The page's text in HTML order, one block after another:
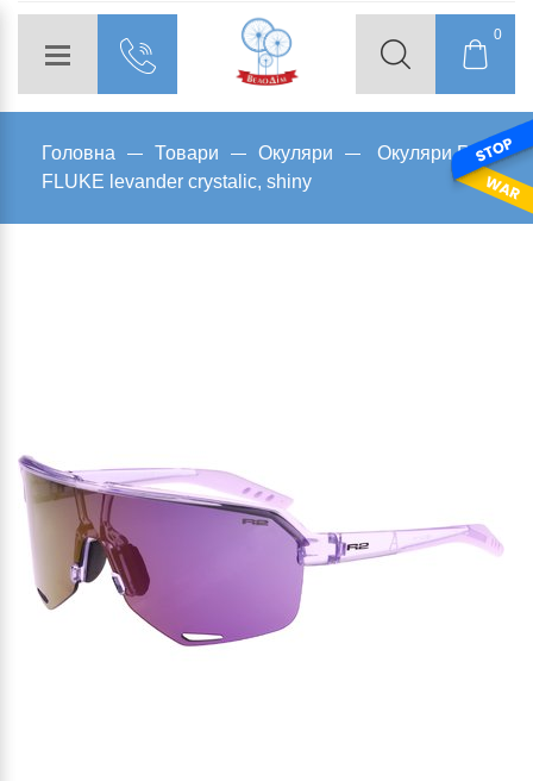
0
Головна Товари Окуляри
Окуляри R2
FLUKE levander crystalic, shiny